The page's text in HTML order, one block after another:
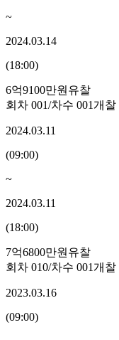
~
2024.03.14
(18:00)
6억9100만원 유찰
회차 001/차수 001개찰
2024.03.11
(09:00)
~
2024.03.11
(18:00)
7억6800만원 유찰
회차 010/차수 001개찰
2023.03.16
(09:00)